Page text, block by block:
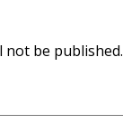
not be published.